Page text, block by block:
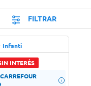
FILTRAR
Infanti
INTERÉS